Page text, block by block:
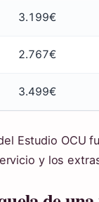
3.199€
2.767€
3.499€
Estudio OCU
y los